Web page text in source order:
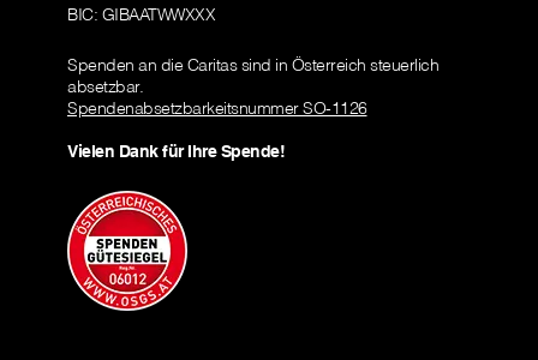
BIC: GIBAATWWXXX
Spenden an die Caritas sind in Österreich steuerlich
absetzbar.
Spendenabsetzbarkeitsnummer SO-1126
Vielen Dank für Ihre Spende!